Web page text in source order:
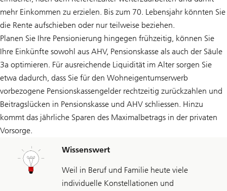
mehr Einkommen zu erzielen. Bis zum 70. Lebensjahr könnten Sie
die Rente aufschieben oder nur teilweise beziehen.
Planen Sie Ihre Pensionierung hingegen frühzeitig, können Sie
Ihre Einkünfte sowohl aus AHV, Pensionskasse als auch der Säule
3a optimieren. Für ausreichende Liquidität im Alter sorgen Sie
etwa dadurch, dass Sie für den Wohneigentumserwerb
vorbezogene Pensionskassengelder rechtzeitig zurückzahlen und
Beitragslücken in Pensionskasse und AHV schliessen. Hinzu
kommt das jährliche Sparen des Maximalbetrags in der privaten
Vorsorge.
Wissenswert
Weil in Beruf und Familie heute viele
individuelle Konstellationen und